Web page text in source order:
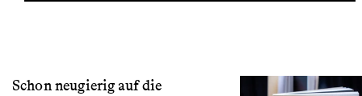
Schon neugierig auf die